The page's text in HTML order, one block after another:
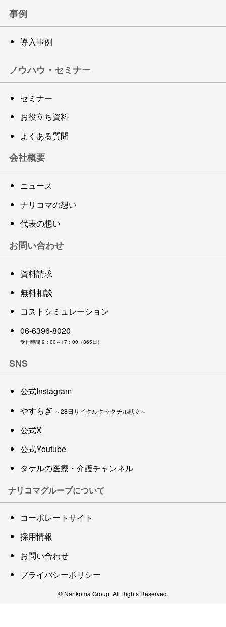
事例
導入事例
ノウハウ・セミナー
セミナー
お役立ち資料
よくある質問
会社概要
ニュース
ナリコマの想い
代表の想い
お問い合わせ
資料請求
無料相談
コストシミュレーション
06-6396-8020
受付時間 9：00～17：00（365日）
SNS
公式Instagram
やすらぎ ～28日サイクルクックチル献立～
公式X
公式Youtube
タケルの医療・介護チャンネル
ナリコマグループについて
コーポレートサイト
採用情報
お問い合わせ
プライバシーポリシー
© Narikoma Group. All Rights Reserved.